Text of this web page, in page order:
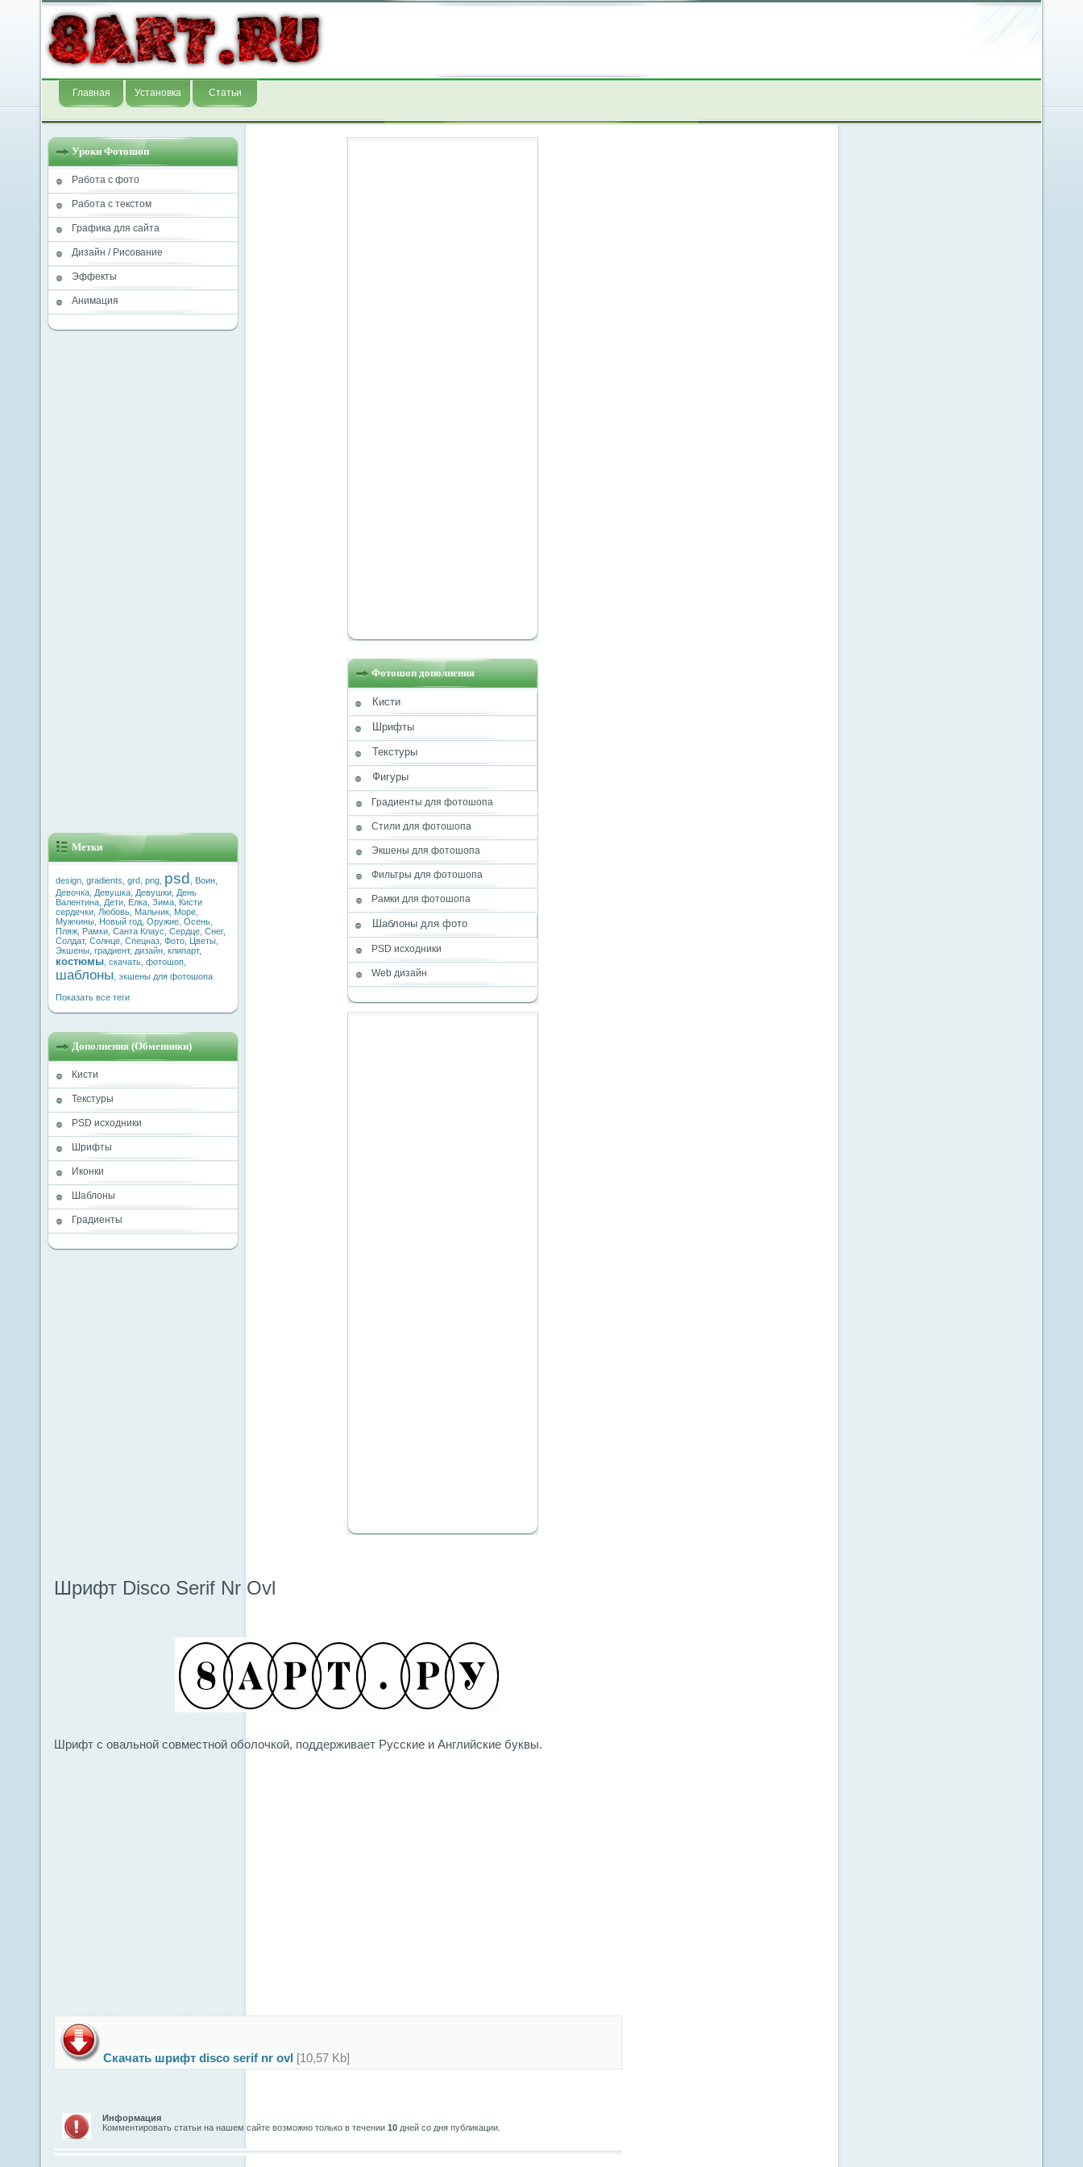
Главная Установка Статьи
Уроки Фотошоп
Работа с фото
Работа с текстом
Графика для сайта
Дизайн / Рисование
Эффекты
Анимация
Метки
design gradients grd png psd Воин
Девочка Девушка Девушки День
Валентина Дети Елка Зима Кисти
сердечки Любовь Мальчик Море
Мужчины Новый год Оружие Осень
Пляж Рамки Санта Клаус Сердце Снег,
Солдат, Солнце Спецназ Фото Цветы
Экшены градиент, дизайн клипарт,
костюмы скачать фотошоп
шаблоны экшены для фотошопа
Показать все теги
Дополнения (Обменники)
Кисти
Текстуры
PSD исходники
Шрифты
Иконки
Шаблоны
Градиенты
Фотошоп дополнения
Кисти
Шрифты
Текстуры
Фигуры
Градиенты для фотошопа
Стили для фотошопа
Экшены для фотошопа
Фильтры для фотошопа
Рамки для фотошопа
Шаблоны для фото
PSD исходники
Web дизайн
Шрифт Disco Serif Nr Ovl
Шрифт с овальной совместной оболочкой, поддерживает Русские и Английские буквы.
Скачать шрифт disco serif nr ovl [10,57 Kb]
Информация
Комментировать статьи на нашем сайте возможно только в течении 10 дней со дня публикации.